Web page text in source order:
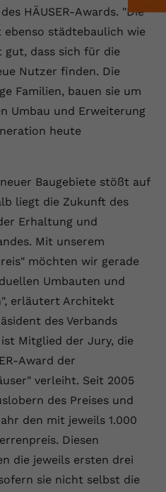
HÄUSER-Awards. "Die
ebenso städtebaulich wie
gut, dass sich für die
Nutzer finden. Die
Familien, bauen sie um
Umbau und Erweiterung
heute
Baugebiete stößt auf
liegt die Zukunft des
Erhaltung und
Mit unserem
möchten wir gerade
Umbauten und
erläutert Architekt
des Verbands
Mitglied der Jury, die
Award der
verleiht. Seit 2005
des Preises und
den mit jeweils 1.000
Diesen
die jeweils ersten drei
sie nicht selbst die
speichert Ihre Consent-
Unter anderem eine
ID, für die
Einstellungen, falls der
Betreiber dies eingestellt
wird verwendet, um die
von
zu ermöglichen.
und statistische
zur Nutzung der
Ads für das
Tracking verwendet, um
der Nutzung auf unserer
anzeigen
Website externe Inhalte,
anzubieten.
dieses Cookie, um
eindeutige ID zum
Videos auf der Website
dieses Cookie über
statistische Daten.
id
anzeigen